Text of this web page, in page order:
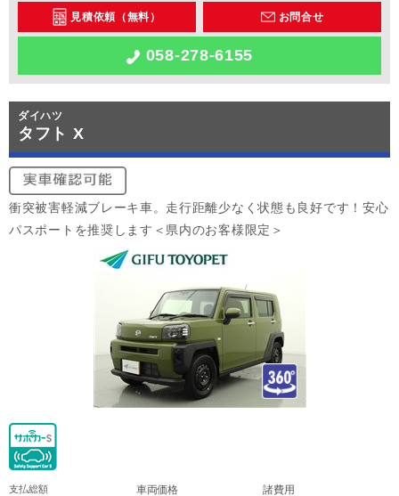
見積依頼（無料） お問合せ
058-278-6155
ダイハツ
タフト X
衝突被害軽減ブレーキ車。走行距離少なく状態も良好です！安心
パスポートを推奨します＜県内のお客様限定＞
支払総額 車両価格 諸費用